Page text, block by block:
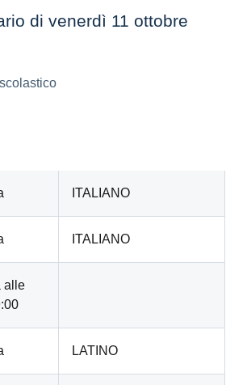
di venerdì 11 ottobre
ITALIANO
ITALIANO
alle
LATINO